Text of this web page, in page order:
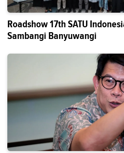
Roadshow 17th SATU
Sambangi Banyuwangi